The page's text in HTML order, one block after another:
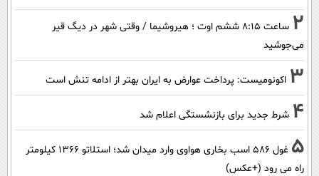
2
ساعت ۸:۱۵ ششم اوت ؛ هیروشیما / وقتی شهر در دیگ قیر
می‌جوشید
3 اکونومیست: پرداخت عوارض به ایران بهتر از ادامه تنش است
4 شرط جدید برای بازنشستگی اعلام شد
5
غول 586 اسب بخاری هواوی وارد میدان شد؛ استلاتو 1366 کیلومتر
راه می رود (+عکس)